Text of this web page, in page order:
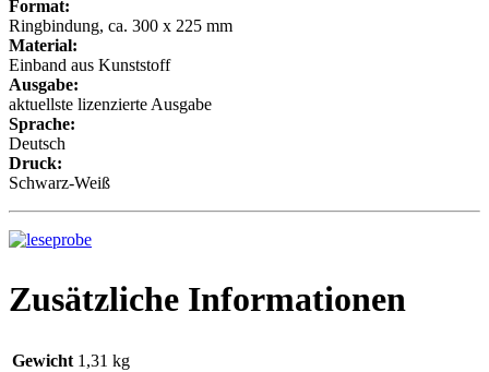
Format:
Ringbindung, ca. 300 x 225 mm
Material:
Einband aus Kunststoff
Ausgabe:
aktuellste lizenzierte Ausgabe
Sprache:
Deutsch
Druck:
Schwarz-Weiß
Zusätzliche Informationen
Gewicht 1,31 kg